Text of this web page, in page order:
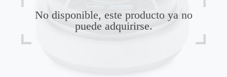
No disponible, este producto ya no
puede adquirirse.